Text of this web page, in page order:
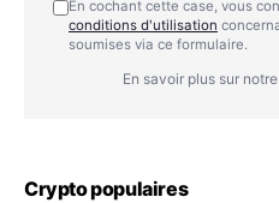
En cochant cette case, vous
conditions d'utilisation
soumises via ce formulaire.
En savoir plus sur
Crypto populaires